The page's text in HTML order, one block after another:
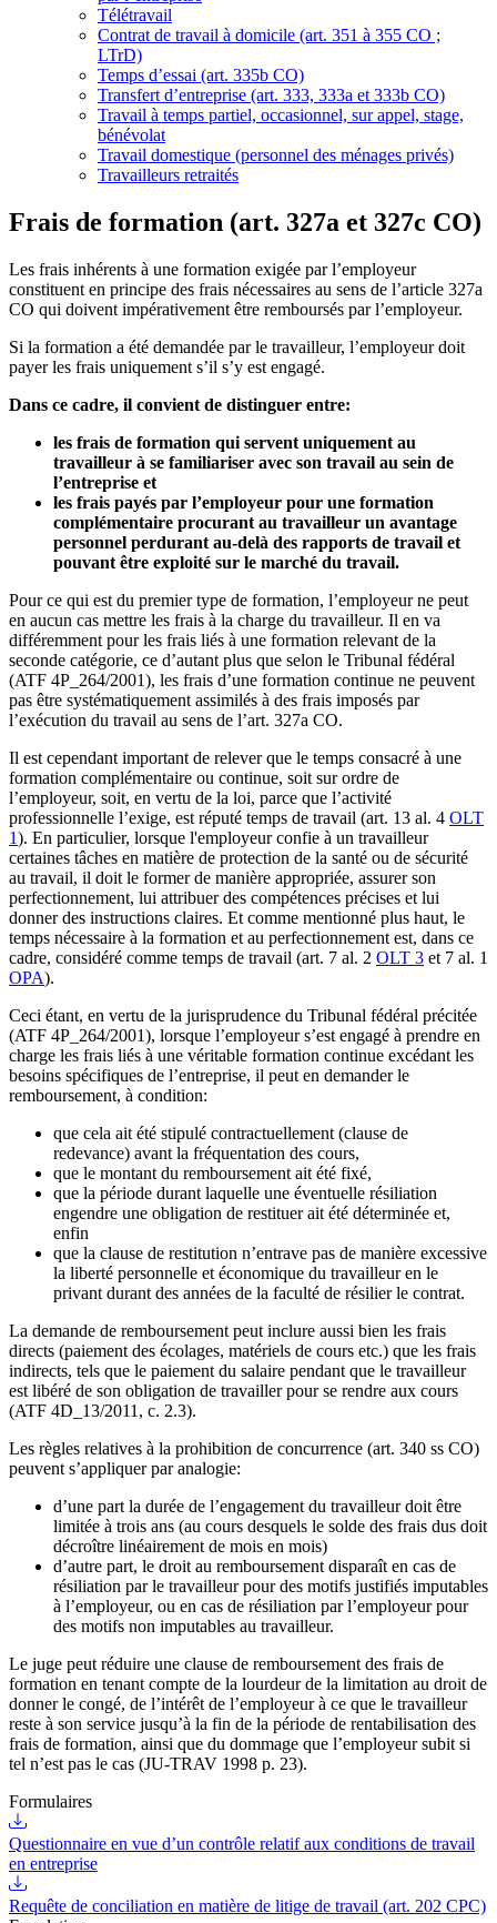
Télétravail
Contrat de travail à domicile (art. 351 à 355 CO ;
LTrD)
Temps d’essai (art. 335b CO)
Transfert d’entreprise (art. 333, 333a et 333b CO)
Travail à temps partiel, occasionnel, sur appel, stage,
bénévolat
Travail domestique (personnel des ménages privés)
Travailleurs retraités
Frais de formation (art. 327a et 327c CO)
Les frais inhérents à une formation exigée par l’employeur
constituent en principe des frais nécessaires au sens de l’article 327a
CO qui doivent impérativement être remboursés par l’employeur.
Si la formation a été demandée par le travailleur, l’employeur doit
payer les frais uniquement s’il s’y est engagé.
Dans ce cadre, il convient de distinguer entre:
les frais de formation qui servent uniquement au
travailleur à se familiariser avec son travail au sein de
l’entreprise et
les frais payés par l’employeur pour une formation
complémentaire procurant au travailleur un avantage
personnel perdurant au-delà des rapports de travail et
pouvant être exploité sur le marché du travail.
Pour ce qui est du premier type de formation, l’employeur ne peut
en aucun cas mettre les frais à la charge du travailleur. Il en va
différemment pour les frais liés à une formation relevant de la
seconde catégorie, ce d’autant plus que selon le Tribunal fédéral
(ATF 4P_264/2001), les frais d’une formation continue ne peuvent
pas être systématiquement assimilés à des frais imposés par
l’exécution du travail au sens de l’art. 327a CO.
Il est cependant important de relever que le temps consacré à une
formation complémentaire ou continue, soit sur ordre de
l’employeur, soit, en vertu de la loi, parce que l’activité
professionnelle l’exige, est réputé temps de travail (art. 13 al. 4 OLT
1). En particulier, lorsque l'employeur confie à un travailleur
certaines tâches en matière de protection de la santé ou de sécurité
au travail, il doit le former de manière appropriée, assurer son
perfectionnement, lui attribuer des compétences précises et lui
donner des instructions claires. Et comme mentionné plus haut, le
temps nécessaire à la formation et au perfectionnement est, dans ce
cadre, considéré comme temps de travail (art. 7 al. 2 OLT 3 et 7 al. 1
OPA).
Ceci étant, en vertu de la jurisprudence du Tribunal fédéral précitée
(ATF 4P_264/2001), lorsque l’employeur s’est engagé à prendre en
charge les frais liés à une véritable formation continue excédant les
besoins spécifiques de l’entreprise, il peut en demander le
remboursement, à condition:
que cela ait été stipulé contractuellement (clause de
redevance) avant la fréquentation des cours,
que le montant du remboursement ait été fixé,
que la période durant laquelle une éventuelle résiliation
engendre une obligation de restituer ait été déterminée et,
enfin
que la clause de restitution n’entrave pas de manière excessive
la liberté personnelle et économique du travailleur en le
privant durant des années de la faculté de résilier le contrat.
La demande de remboursement peut inclure aussi bien les frais
directs (paiement des écolages, matériels de cours etc.) que les frais
indirects, tels que le paiement du salaire pendant que le travailleur
est libéré de son obligation de travailler pour se rendre aux cours
(ATF 4D_13/2011, c. 2.3).
Les règles relatives à la prohibition de concurrence (art. 340 ss CO)
peuvent s’appliquer par analogie:
d’une part la durée de l’engagement du travailleur doit être
limitée à trois ans (au cours desquels le solde des frais dus doit
décroître linéairement de mois en mois)
d’autre part, le droit au remboursement disparaît en cas de
résiliation par le travailleur pour des motifs justifiés imputables
à l’employeur, ou en cas de résiliation par l’employeur pour
des motifs non imputables au travailleur.
Le juge peut réduire une clause de remboursement des frais de
formation en tenant compte de la lourdeur de la limitation au droit de
donner le congé, de l’intérêt de l’employeur à ce que le travailleur
reste à son service jusqu’à la fin de la période de rentabilisation des
frais de formation, ainsi que du dommage que l’employeur subit si
tel n’est pas le cas (JU-TRAV 1998 p. 23).
Formulaires
Questionnaire en vue d’un contrôle relatif aux conditions de travail
en entreprise
Requête de conciliation en matière de litige de travail (art. 202 CPC)